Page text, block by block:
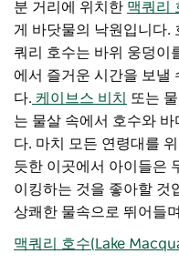
분 거리에 위치한 맥쿼리
게 바닷물의 낙원입니다.
쿼리 호수는 바위 웅덩이
에서 즐거운 시간을 보낼
다. 케이브스 비치
또는
는 물살 속에서 호수와
다. 마치 모든 연령대를
듯한 이곳에서 아이들은
이킹하는 것을 좋아할 것
상쾌한 물속으로 뛰어들며
맥쿼리 호수(Lake